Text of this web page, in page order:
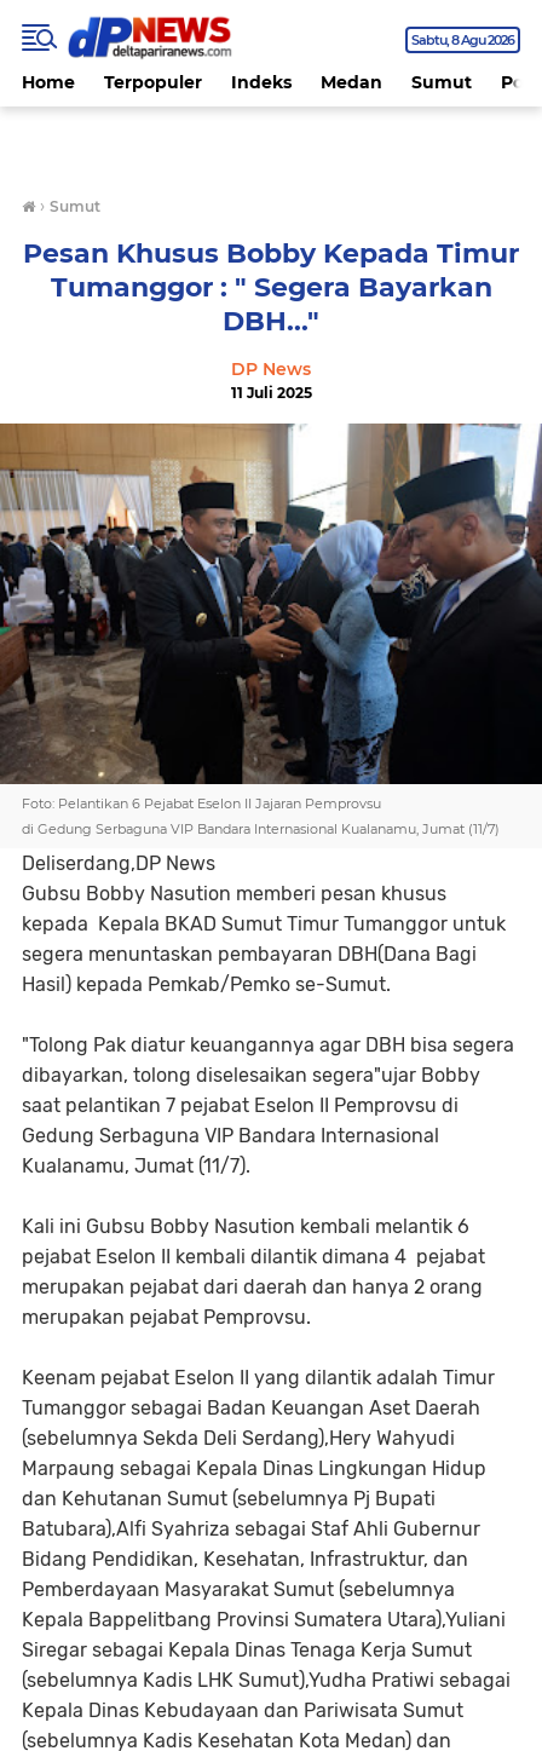
Sabtu 8 Agu 2026
Home Terpopuler Indeks Medan Sumut
› Sumut
Pesan Khusus Bobby Kepada Timur
Tumanggor : " Segera Bayarkan
DBH..."
DP News
11 Juli 2025
Foto: Pelantikan 6 Pejabat Eselon II Jajaran Pemprovsu
di Gedung Serbaguna VIP Bandara Internasional Kualanamu, Jumat (11/7)
Deliserdang,DP News
Gubsu Bobby Nasution memberi pesan khusus
kepada Kepala BKAD Sumut Timur Tumanggor untuk
segera menuntaskan pembayaran DBH(Dana Bagi
Hasil) kepada Pemkab/Pemko se-Sumut.
"Tolong Pak diatur keuangannya agar DBH bisa segera
dibayarkan, tolong diselesaikan segera"ujar Bobby
saat pelantikan 7 pejabat Eselon II Pemprovsu di
Gedung Serbaguna VIP Bandara Internasional
Kualanamu, Jumat (11/7).
Kali ini Gubsu Bobby Nasution kembali melantik 6
pejabat Eselon II kembali dilantik dimana 4 pejabat
merupakan pejabat dari daerah dan hanya 2 orang
merupakan pejabat Pemprovsu.
Keenam pejabat Eselon II yang dilantik adalah Timur
Tumanggor sebagai Badan Keuangan Aset Daerah
(sebelumnya Sekda Deli Serdang),Hery Wahyudi
Marpaung sebagai Kepala Dinas Lingkungan Hidup
dan Kehutanan Sumut (sebelumnya Pj Bupati
Batubara),Alfi Syahriza sebagai Staf Ahli Gubernur
Bidang Pendidikan, Kesehatan, Infrastruktur, dan
Pemberdayaan Masyarakat Sumut (sebelumnya
Kepala Bappelitbang Provinsi Sumatera Utara),Yuliani
Siregar sebagai Kepala Dinas Tenaga Kerja Sumut
(sebelumnya Kadis LHK Sumut),Yudha Pratiwi sebagai
Kepala Dinas Kebudayaan dan Pariwisata Sumut
(sebelumnya Kadis Kesehatan Kota Medan) dan